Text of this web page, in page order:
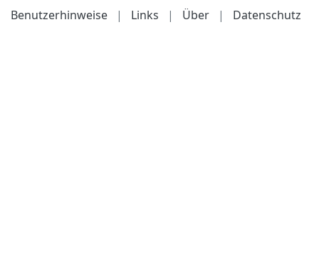
Benutzerhinweise
| Links | Über | Datenschutz